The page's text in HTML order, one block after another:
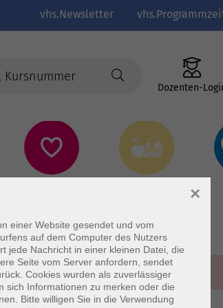
vhs.Newsletter
Dozenten-
einer Website gesendet und vom
auf dem Computer des Nutzers
jede Nachricht in einer kleinen Datei, die
Seite vom Server anfordern, sendet
Cookies wurden als zuverlässiger
sich Informationen zu merken oder die
Bitte willigen Sie in die Verwendung
×